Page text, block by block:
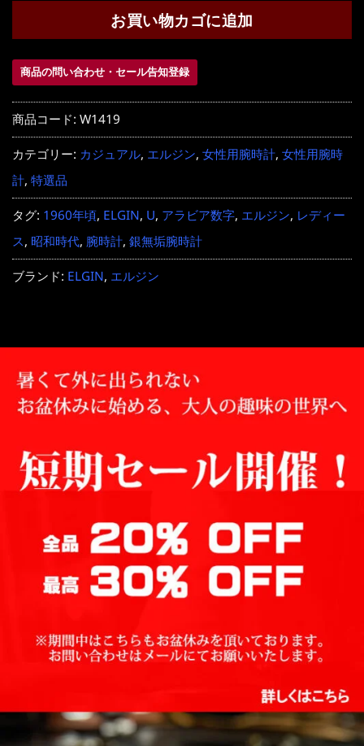
お買い物カゴに追加
商品の問い合わせ・セール告知登録
商品コード: W1419
カテゴリー: カジュアル, エルジン, 女性用腕時計, 女性用腕時
計, 特選品
タグ: 1960年頃, ELGIN, U, アラビア数字, エルジン, レディー
ス, 昭和時代, 腕時計, 銀無垢腕時計
ブランド: ELGIN, エルジン